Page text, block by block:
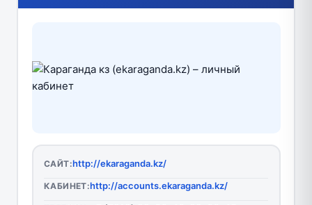
САЙТ:http://ekaraganda.kz/
КАБИНЕТ:http://accounts.ekaraganda.kz/